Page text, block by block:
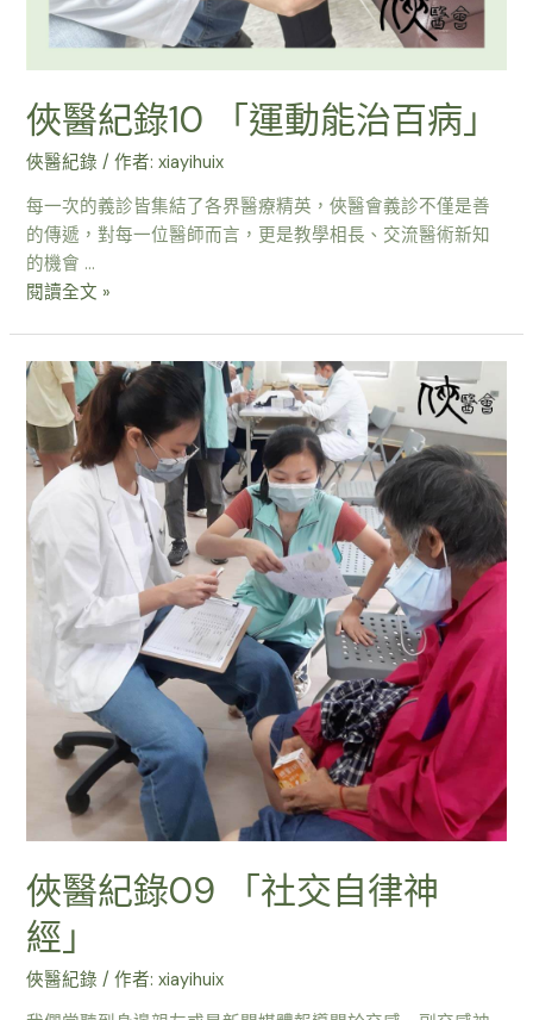
俠醫紀錄10 「運動能治百病」
俠醫紀錄 / 作者:xiayihuix
每一次的義診皆集結了各界醫療精英，俠醫會義診不僅是善
的傳遞，對每一位醫師而言，更是教學相長、交流醫術新知
的機會 …
閱讀全文 »
俠醫紀錄09 「社交自律神
經」
俠醫紀錄 / 作者:xiayihuix